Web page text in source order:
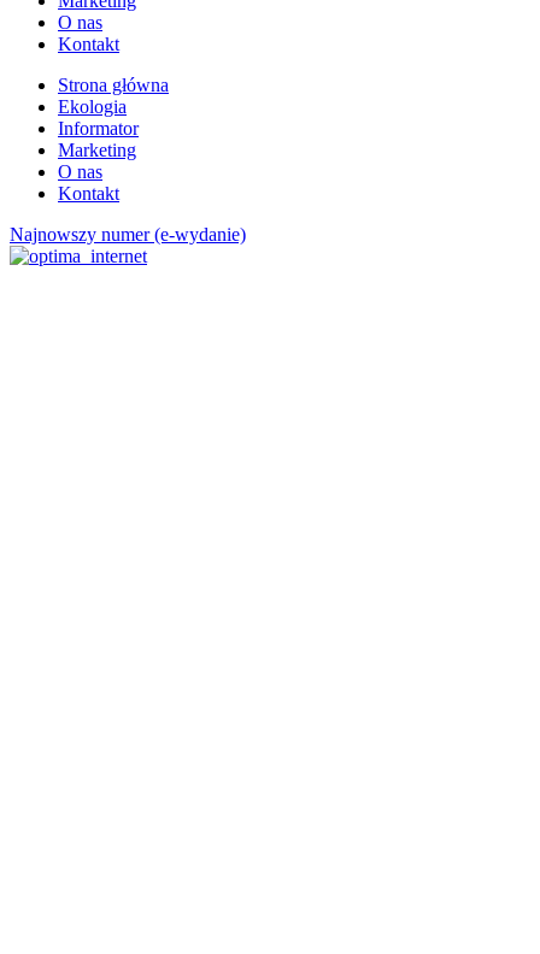
O nas
Kontakt
Strona główna
Ekologia
Informator
Marketing
O nas
Kontakt
Najnowszy numer (e-wydanie)